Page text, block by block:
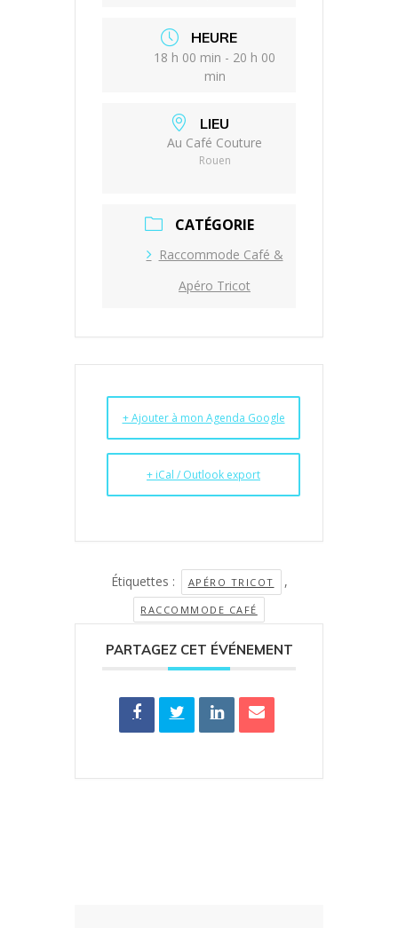
HEURE
18 h 00 min - 20 h 00
min
LIEU
Au Café Couture
Rouen
CATÉGORIE
Raccommode Café &
Apéro Tricot
+ Ajouter à mon Agenda Google
+ iCal / Outlook export
Étiquettes : APÉRO TRICOT ,
RACCOMMODE CAFÉ
PARTAGEZ CET ÉVÉNEMENT